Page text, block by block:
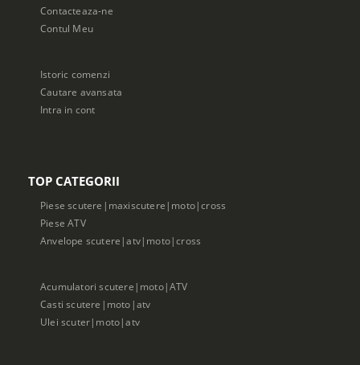
Contacteaza-ne
Contul Meu
Istoric comenzi
Cautare avansata
Intra in cont
TOP CATEGORII
Piese scutere|maxiscutere|moto|cross
Piese ATV
Anvelope scutere|atv|moto|cross
Acumulatori scutere|moto|ATV
Casti scutere|moto|atv
Ulei scuter|moto|atv